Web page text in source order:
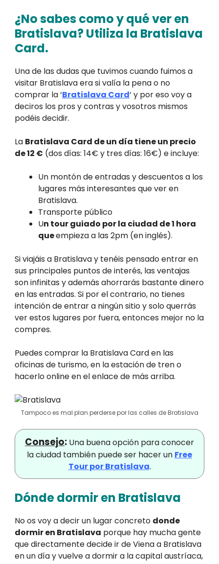
¿No sabes como y qué ver en
Bratislava? Utiliza la Bratislava
Card.
Una de las dudas que tuvimos cuando fuimos a
visitar Bratislava era si valía la pena o no
comprar la ‘Bratislava Card‘ y por eso voy a
deciros los pros y contras y vosotros mismos
podéis decidir.
La Bratislava Card de un día tiene un precio
de 12 € (dos días: 14€ y tres días: 16€) e incluye:
Un montón de entradas y descuentos a los
lugares más interesantes que ver en
Bratislava.
Transporte público
Un tour guiado por la ciudad de 1 hora
queempieza a las 2pm (en inglés).
Si viajáis a Bratislava y tenéis pensado entrar en
sus principales puntos de interés, las ventajas
son infinitas y además ahorrarás bastante dinero
en las entradas. Si por el contrario, no tienes
intención de entrar a ningún sitio y solo querrás
ver estos lugares por fuera, entonces mejor no la
compres.
Puedes comprar la Bratislava Card en las
oficinas de turismo, en la estación de tren o
hacerlo online en el enlace de más arriba.
Tampoco es mal plan perderse por las calles de Bratislava
Consejo: Una buena opción para conocer
la ciudad también puede ser hacer un Free
Tour por Bratislava.
Dónde dormir en Bratislava
No os voy a decir un lugar concreto donde
dormir en Bratislava porque hay mucha gente
que directamente decide ir de Viena a Bratislava
en un día y vuelve a dormir a la capital austríaca,